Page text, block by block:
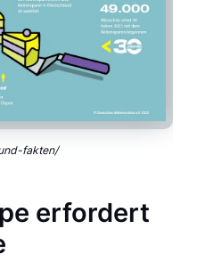
fakten/
erfordert